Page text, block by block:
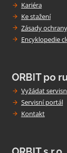
Kariéra
Ke stažení
Zásady
Encyklopedie
ORBIT po
Vyžádat
Servisní portál
Kontakt